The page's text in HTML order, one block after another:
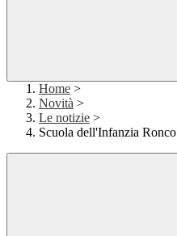
Home >
Novità >
Le notizie >
Scuola dell'Infanzia Ronco